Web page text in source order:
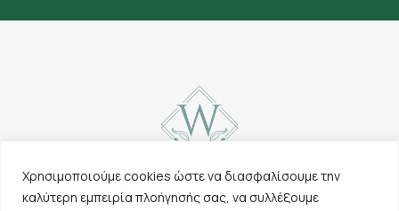
Χρησιμοποιούμε cookies ώστε να διασφαλίσουμε την
καλύτερη εμπειρία πλοήγησής σας, να συλλέξουμε
Επικοινωνία